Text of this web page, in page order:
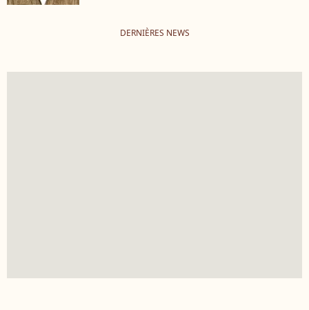
DERNIÈRES NEWS